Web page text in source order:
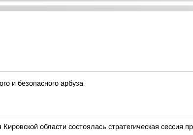
и безопасного арбуза
области состоялась стратегическая сессия